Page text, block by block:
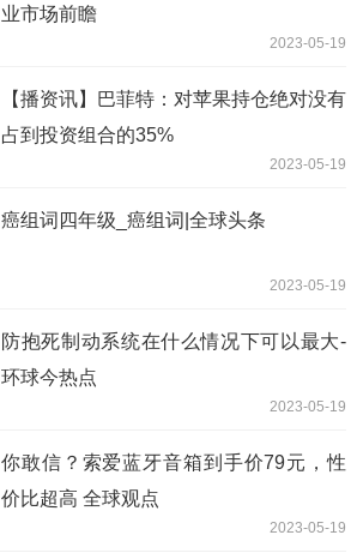
业市场前瞻
2023-05-19
【播资讯】巴菲特：对苹果持仓绝对没有
占到投资组合的35%
2023-05-19
癌组词四年级_癌组词|全球头条
2023-05-19
防抱死制动系统在什么情况下可以最大-
环球今热点
2023-05-19
你敢信？索爱蓝牙音箱到手价79元，性
价比超高 全球观点
2023-05-19